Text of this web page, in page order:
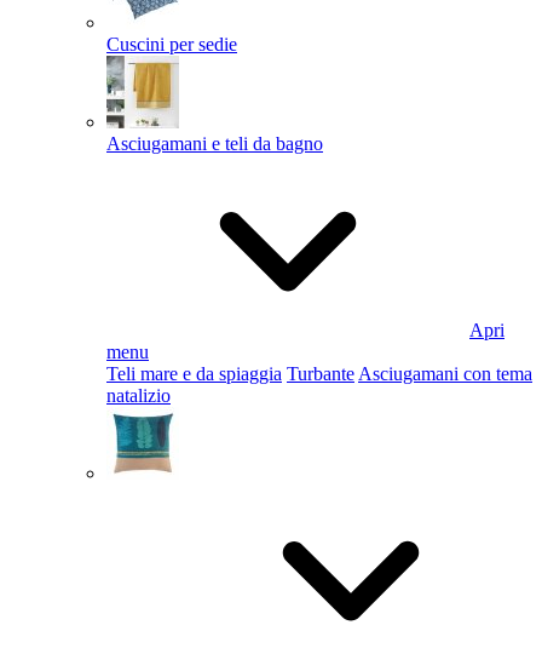
Cuscini per sedie
Asciugamani e teli da bagno
Apri
menu
Teli mare e da spiaggia Turbante Asciugamani con tema
natalizio